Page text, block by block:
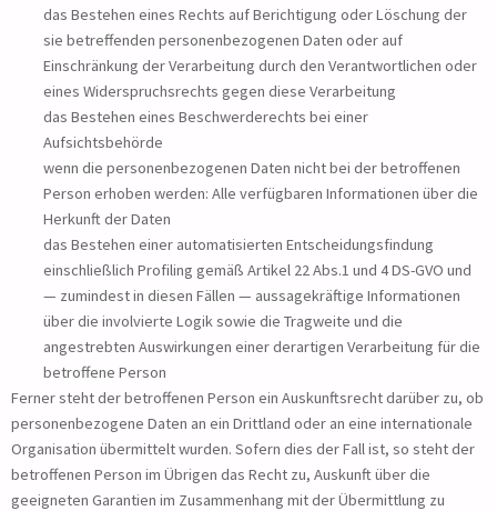
das Bestehen eines Rechts auf Berichtigung oder Löschung der
sie betreffenden personenbezogenen Daten oder auf
Einschränkung der Verarbeitung durch den Verantwortlichen oder
eines Widerspruchsrechts gegen diese Verarbeitung
das Bestehen eines Beschwerderechts bei einer
Aufsichtsbehörde
wenn die personenbezogenen Daten nicht bei der betroffenen
Person erhoben werden: Alle verfügbaren Informationen über die
Herkunft der Daten
das Bestehen einer automatisierten Entscheidungsfindung
einschließlich Profiling gemäß Artikel 22 Abs.1 und 4 DS-GVO und
— zumindest in diesen Fällen — aussagekräftige Informationen
über die involvierte Logik sowie die Tragweite und die
angestrebten Auswirkungen einer derartigen Verarbeitung für die
betroffene Person
Ferner steht der betroffenen Person ein Auskunftsrecht darüber zu, ob
personenbezogene Daten an ein Drittland oder an eine internationale
Organisation übermittelt wurden. Sofern dies der Fall ist, so steht der
betroffenen Person im Übrigen das Recht zu, Auskunft über die
geeigneten Garantien im Zusammenhang mit der Übermittlung zu